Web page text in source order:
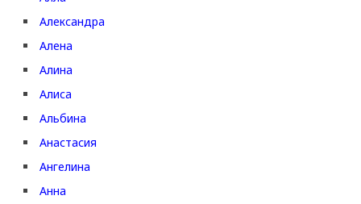
Александра
Алена
Алина
Алиса
Альбина
Анастасия
Ангелина
Анна